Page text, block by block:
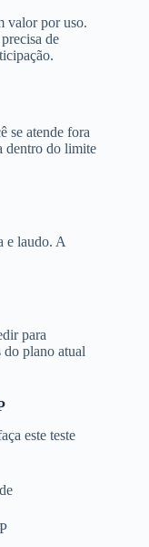
valor por uso.
de
se atende fora
dentro do limite
e laudo. A
para
do plano atual
este teste